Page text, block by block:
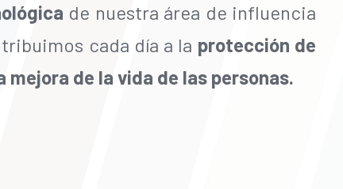
de nuestra área de influencia
cada día a la protección de
mejora de la vida de las personas.